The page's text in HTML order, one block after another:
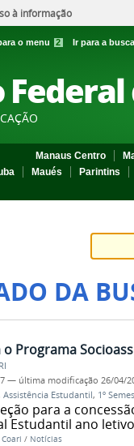
à informação
o menu 2 Ir para a busca
Manaus Centro
Maués Parintins
DA
o Programa
— última modificação 26/04/
Assistência Estudantil, 1º
para a
Estudantil ano
Coari / Notícias